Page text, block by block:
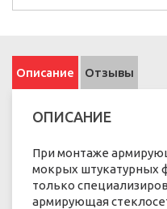
Описание Отзывы
ОПИСАНИЕ
При монтаже
мокрых штукатурных
только
армирующая